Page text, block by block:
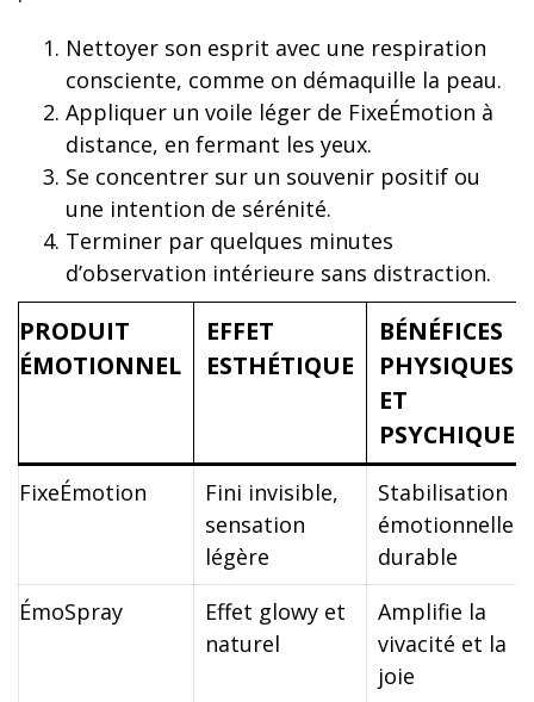
Nettoyer son esprit avec une respiration
consciente, comme on démaquille la peau.
Appliquer un voile léger de FixeÉmotion à
distance, en fermant les yeux.
Se concentrer sur un souvenir positif ou
une intention de sérénité.
Terminer par quelques minutes
d’observation intérieure sans distraction.
PRODUIT
ÉMOTIONNEL
EFFET
ESTHÉTIQUE
BÉNÉFICES
PHYSIQUES
ET
PSYCHIQUES
FixeÉmotion
Fini invisible,
sensation
légère
Stabilisation
émotionnelle
durable
ÉmoSpray
Effet glowy et
naturel
Amplifie la
vivacité et la
joie